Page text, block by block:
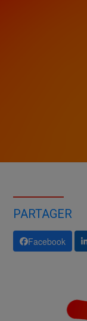
PARTAGER
Facebook